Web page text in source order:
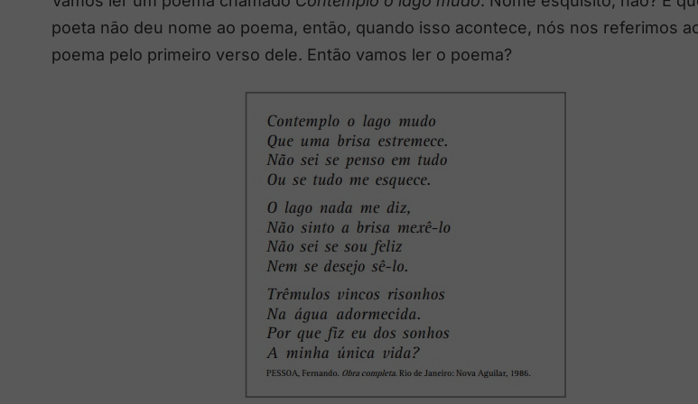
poeta não deu nome ao poema, então, quando isso acontece, nós nos referimos
poema pelo primeiro verso dele. Então vamos ler o poema?